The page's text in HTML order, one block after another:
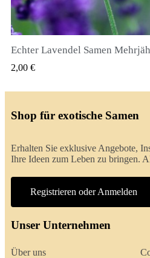
QUICK
Echter Lavendel Samen
2,00 €
Shop für exotische Samen
Erhalten Sie exklusive Angebote,
Ihre Ideen zum Leben zu bringen.
Registrieren oder Anmelden
Unser Unternehmen
Über uns